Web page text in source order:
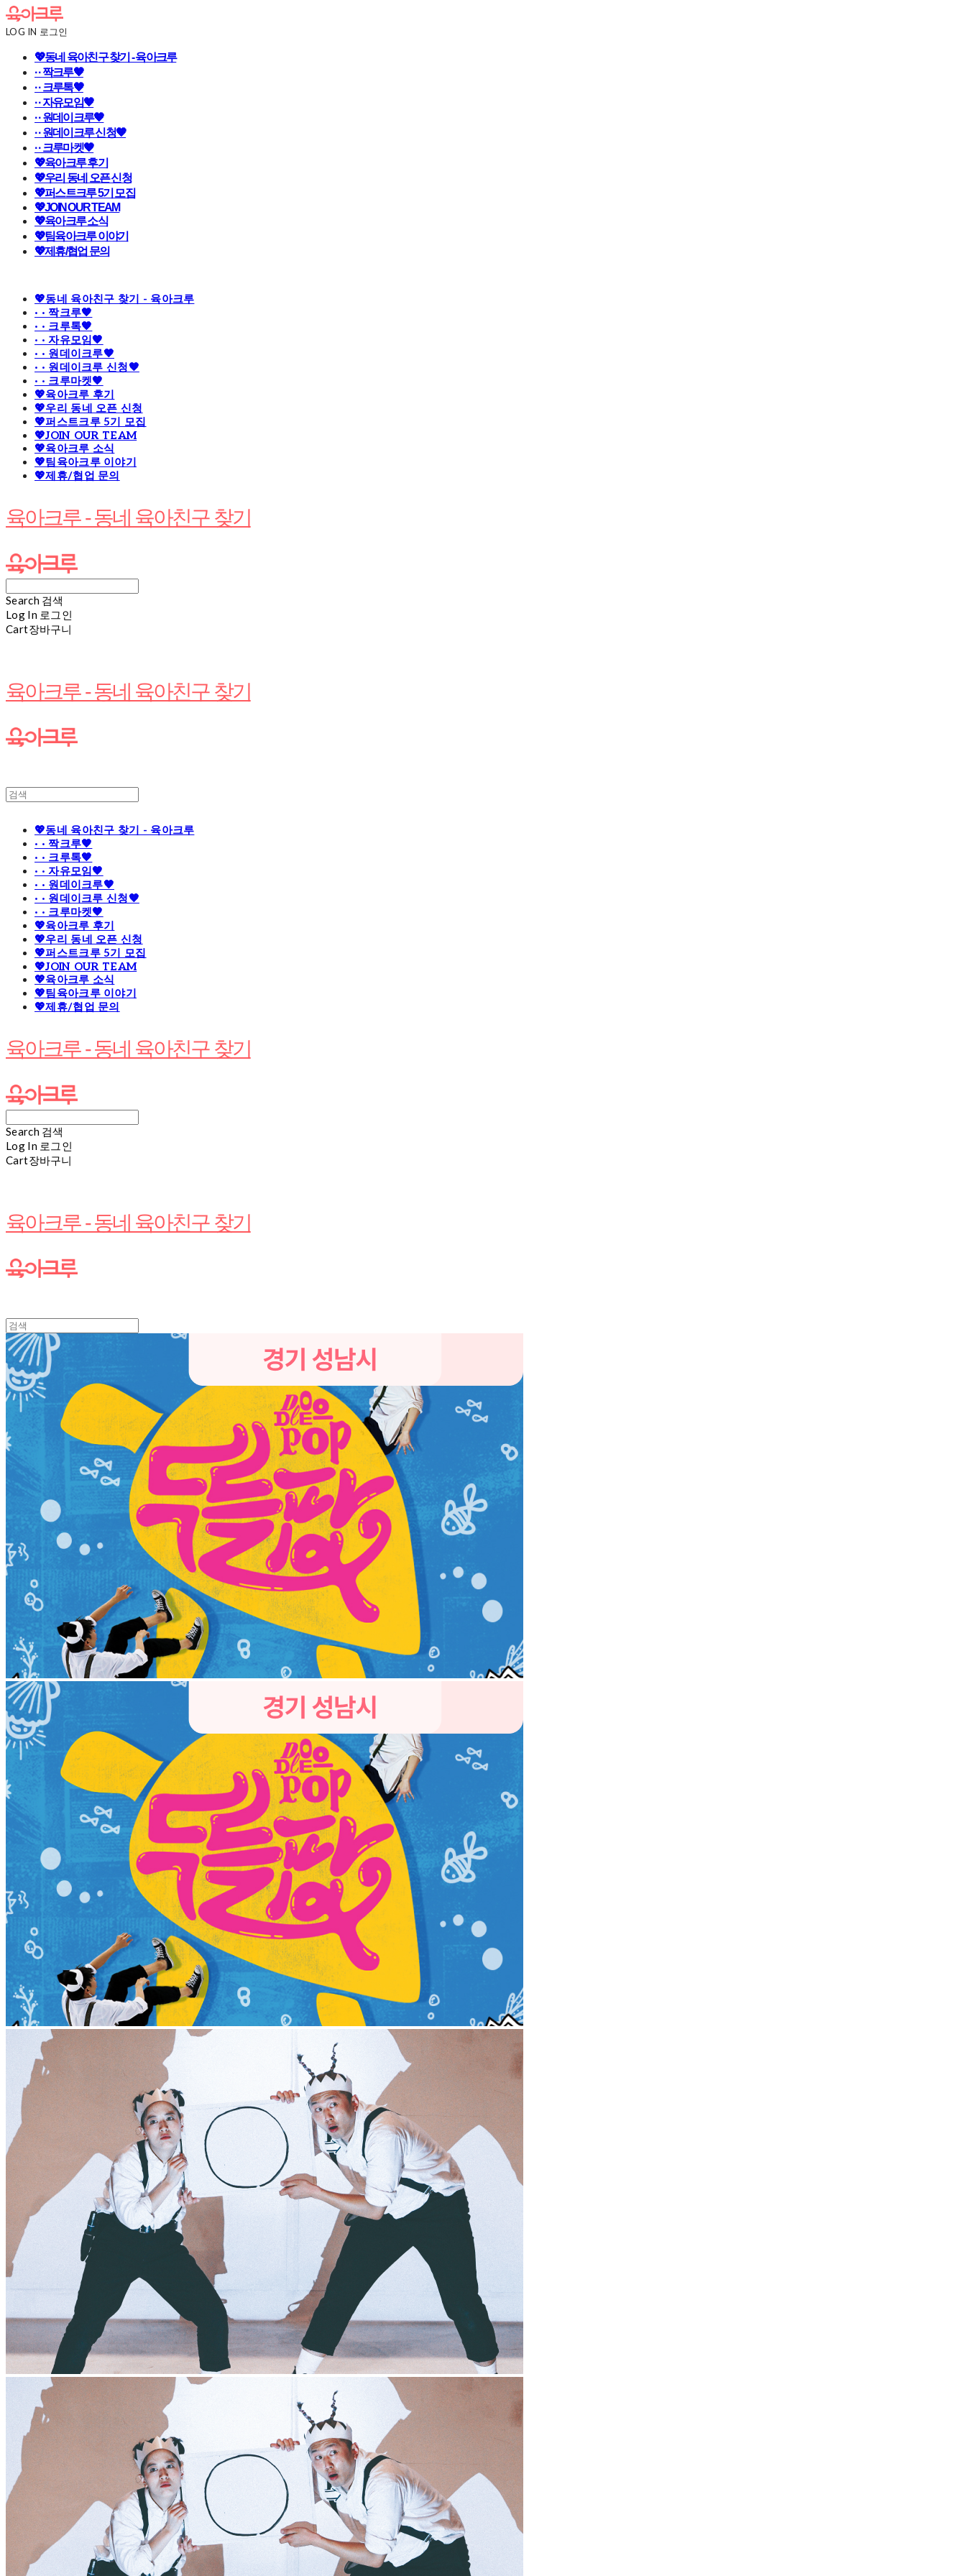
LOG IN 로그인
💖동네 육아친구 찾기 - 육아크루
· · 짝크루🧡
· · 크루톡🧡
· · 자유모임🧡
· · 원데이크루🧡
· · 원데이크루 신청🧡
· · 크루마켓🧡
💖육아크루 후기
💖우리 동네 오픈 신청
💖퍼스트크루 5기 모집
💖JOIN OUR TEAM
💖육아크루 소식
💖팀육아크루 이야기
💖제휴/협업 문의
💖동네 육아친구 찾기 - 육아크루
· · 짝크루🧡
· · 크루톡🧡
· · 자유모임🧡
· · 원데이크루🧡
· · 원데이크루 신청🧡
· · 크루마켓🧡
💖육아크루 후기
💖우리 동네 오픈 신청
💖퍼스트크루 5기 모집
💖JOIN OUR TEAM
💖육아크루 소식
💖팀육아크루 이야기
💖제휴/협업 문의
육아크루 - 동네 육아친구 찾기
Search 검색
Log In 로그인
Cart장바구니
육아크루 - 동네 육아친구 찾기
💖동네 육아친구 찾기 - 육아크루
· · 짝크루🧡
· · 크루톡🧡
· · 자유모임🧡
· · 원데이크루🧡
· · 원데이크루 신청🧡
· · 크루마켓🧡
💖육아크루 후기
💖우리 동네 오픈 신청
💖퍼스트크루 5기 모집
💖JOIN OUR TEAM
💖육아크루 소식
💖팀육아크루 이야기
💖제휴/협업 문의
육아크루 - 동네 육아친구 찾기
Search 검색
Log In 로그인
Cart장바구니
육아크루 - 동네 육아친구 찾기